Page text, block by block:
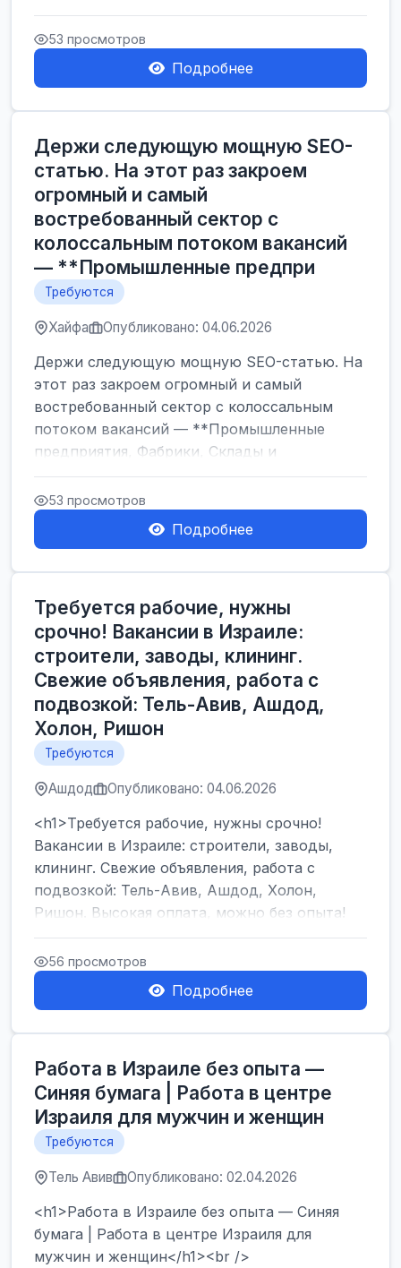
</h1><br />
... 53 просмотров
Подробнее
Держи следующую мощную SEO-
статью. На этот раз закроем
огромный и самый
востребованный сектор с
колоссальным потоком вакансий
— **Промышленные предпри
Требуются
Хайфа Опубликовано: 04.06.2026
Держи следующую мощную SEO-статью. На
этот раз закроем огромный и самый
востребованный сектор с колоссальным
потоком вакансий — **Промышленные
предприятия, Фабрики, Склады и
Производственные заводы** ...
53 просмотров
Подробнее
Требуется рабочие, нужны
срочно! Вакансии в Израиле:
строители, заводы, клининг.
Свежие объявления, работа с
подвозкой: Тель-Авив, Ашдод,
Холон, Ришон
Требуются
Ашдод Опубликовано: 04.06.2026
<h1>Требуется рабочие, нужны срочно!
Вакансии в Израиле: строители, заводы,
клининг. Свежие объявления, работа с
подвозкой: Тель-Авив, Ашдод, Холон,
Ришон. Высокая оплата, можно без опыта!
</h1><br />
... 56 просмотров
Подробнее
Работа в Израиле без опыта —
Синяя бумага | Работа в центре
Израиля для мужчин и женщин
Требуются
Тель Авив Опубликовано: 02.04.2026
<h1>Работа в Израиле без опыта — Синяя
бумага | Работа в центре Израиля для
мужчин и женщин</h1><br />